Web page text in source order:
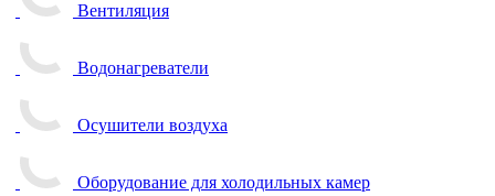
Вентиляция
Водонагреватели
Осушители воздуха
Оборудование для холодильных камер